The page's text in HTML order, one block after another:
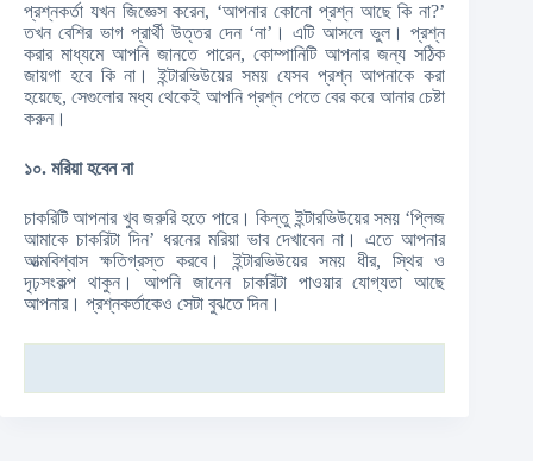
প্রশ্নকর্তা যখন জিজ্ঞেস করেন, ‘আপনার কোনো প্রশ্ন আছে কি না?’
তখন বেশির ভাগ প্রার্থী উত্তর দেন ‘না’। এটি আসলে ভুল। প্রশ্ন
করার মাধ্যমে আপনি জানতে পারেন, কোম্পানিটি আপনার জন্য সঠিক
জায়গা হবে কি না। ইন্টারভিউয়ের সময় যেসব প্রশ্ন আপনাকে করা
হয়েছে, সেগুলোর মধ্য থেকেই আপনি প্রশ্ন পেতে বের করে আনার চেষ্টা
করুন।
১০. মরিয়া হবেন না
চাকরিটি আপনার খুব জরুরি হতে পারে। কিন্তু ইন্টারভিউয়ের সময় ‘প্লিজ
আমাকে চাকরিটা দিন’ ধরনের মরিয়া ভাব দেখাবেন না। এতে আপনার
আত্মবিশ্বাস ক্ষতিগ্রস্ত করবে। ইন্টারভিউয়ের সময় ধীর, স্থির ও
দৃঢ়সংকল্প থাকুন। আপনি জানেন চাকরিটা পাওয়ার যোগ্যতা আছে
আপনার। প্রশ্নকর্তাকেও সেটা বুঝতে দিন।